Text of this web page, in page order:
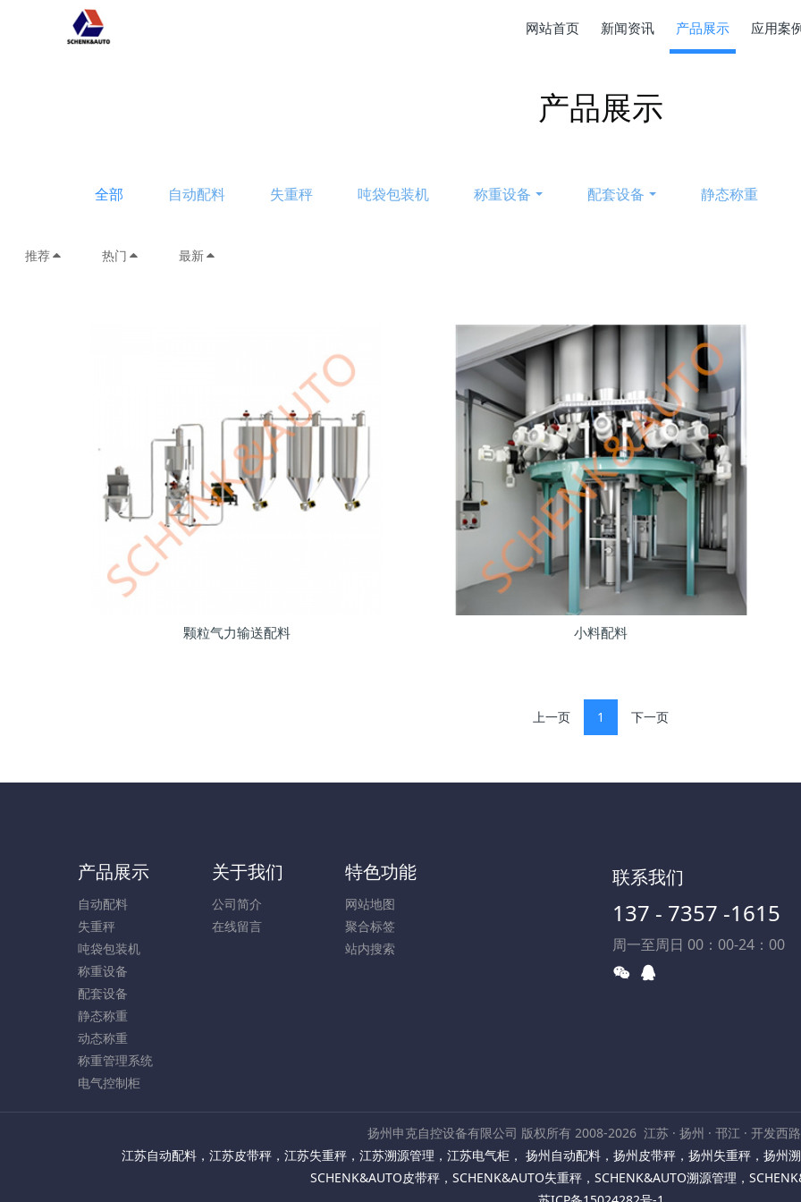
网站首页 新闻资讯 产品展示 应用案
产品展示
全部 自动配料 失重秤 吨袋包装机 称重设备 配套设备 静态称重
推荐 热门 最新
颗粒气力输送配料 小料配料
上一页 1 下一页
产品展示
自动配料
失重秤
吨袋包装机
称重设备
配套设备
静态称重
动态称重
称重管理系统
电气控制柜
关于我们
公司简介
在线留言
特色功能
网站地图
聚合标签
站内搜索
联系我们
137 - 7357 -1615
周一至周日 00：00-24：00
扬州申克自控设备有限公司 版权所有 2008-2026 江苏 · 扬州 · 邗江 · 开发西
江苏自动配料， 江苏皮带秤， 江苏失重秤， 江苏溯源管理 ， 江苏电气柜， 扬州自动配料， 扬州皮带秤， 扬州失重秤， 扬州
SCHENK&AUTO皮带秤 ， SCHENK&AUTO失重秤 ， SCHENK&AUTO溯源管理 ，